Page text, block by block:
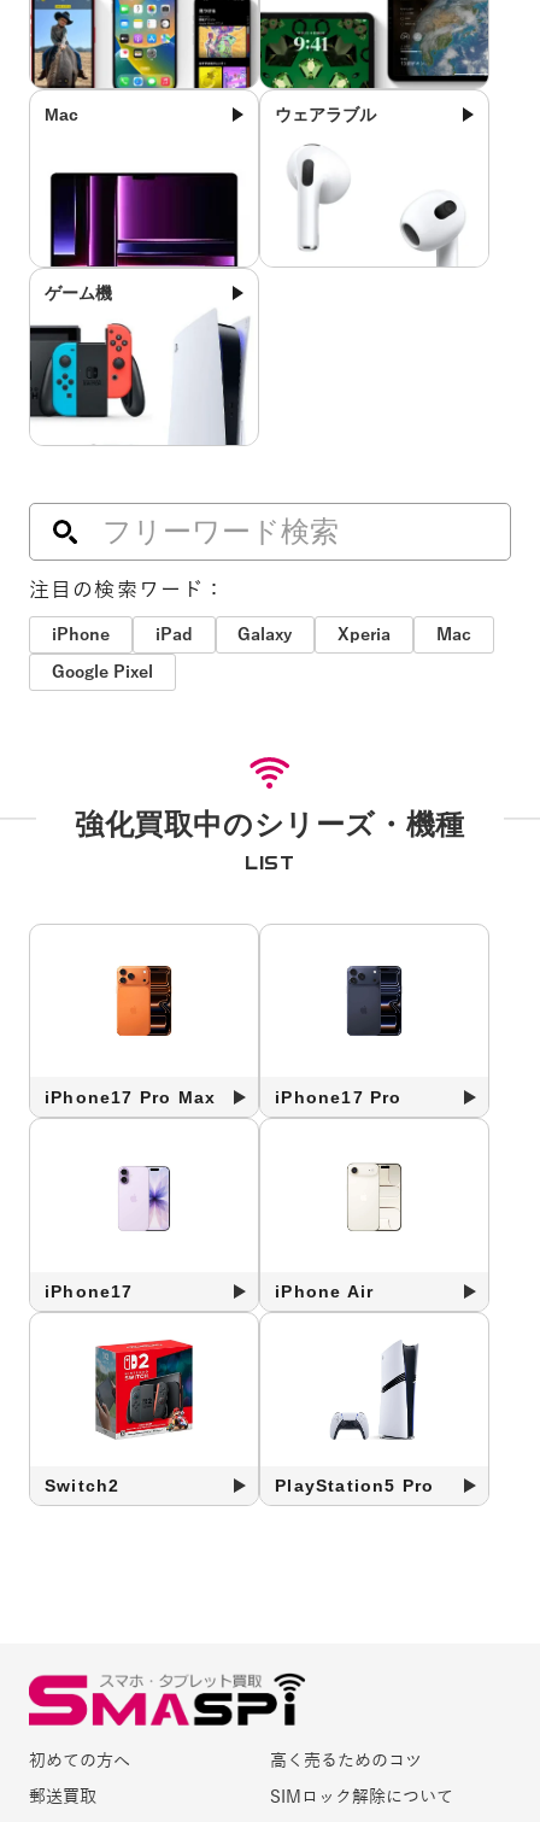
Mac ウェアラブル
ゲーム機
注目の検索ワード：
iPhone iPad Galaxy Xperia
Mac
Google Pixel
強化買取中のシリーズ・機種
LIST
iPhone17 Pro Max iPhone17 Pro
iPhone17 iPhone Air
Switch2 PlayStation5 Pro
初めての方へ
郵送買取
高く売るためのコツ
SIMロック解除について